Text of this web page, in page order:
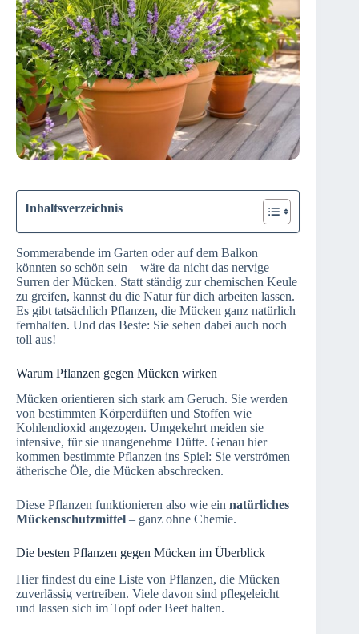
Inhaltsverzeichnis
Sommerabende im Garten oder auf dem Balkon
könnten so schön sein – wäre da nicht das nervige
Surren der Mücken. Statt ständig zur chemischen Keule
zu greifen, kannst du die Natur für dich arbeiten lassen.
Es gibt tatsächlich Pflanzen, die Mücken ganz natürlich
fernhalten. Und das Beste: Sie sehen dabei auch noch
toll aus!
Warum Pflanzen gegen Mücken wirken
Mücken orientieren sich stark am Geruch. Sie werden
von bestimmten Körperdüften und Stoffen wie
Kohlendioxid angezogen. Umgekehrt meiden sie
intensive, für sie unangenehme Düfte. Genau hier
kommen bestimmte Pflanzen ins Spiel: Sie verströmen
ätherische Öle, die Mücken abschrecken.
Diese Pflanzen funktionieren also wie ein natürliches
Mückenschutzmittel – ganz ohne Chemie.
Die besten Pflanzen gegen Mücken im Überblick
Hier findest du eine Liste von Pflanzen, die Mücken
zuverlässig vertreiben. Viele davon sind pflegeleicht
und lassen sich im Topf oder Beet halten.